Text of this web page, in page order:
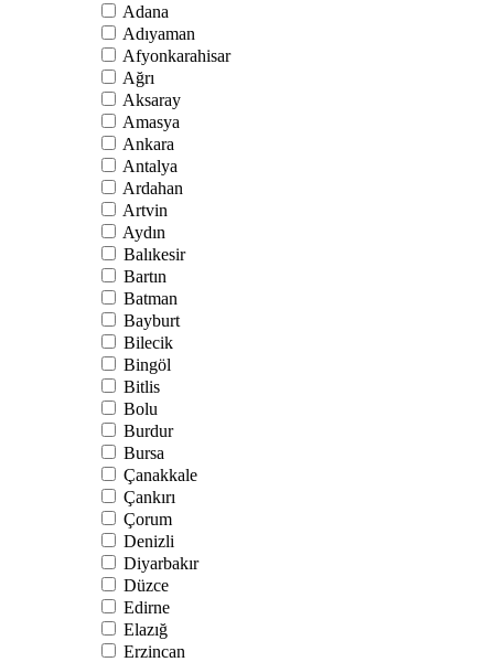
Adana
Adıyaman
Afyonkarahisar
Ağrı
Aksaray
Amasya
Ankara
Antalya
Ardahan
Artvin
Aydın
Balıkesir
Bartın
Batman
Bayburt
Bilecik
Bingöl
Bitlis
Bolu
Burdur
Bursa
Çanakkale
Çankırı
Çorum
Denizli
Diyarbakır
Düzce
Edirne
Elazığ
Erzincan